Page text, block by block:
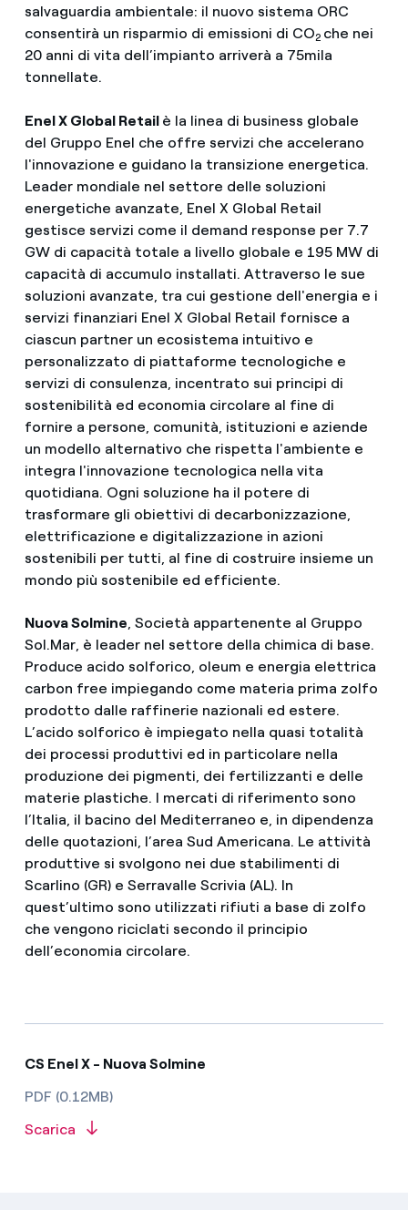
salvaguardia ambientale: il nuovo sistema ORC
consentirà un risparmio di emissioni di CO2 che nei
20 anni di vita dell’impianto arriverà a 75mila
tonnellate.
Enel X Global Retail è la linea di business globale
del Gruppo Enel che offre servizi che accelerano
l'innovazione e guidano la transizione energetica.
Leader mondiale nel settore delle soluzioni
energetiche avanzate, Enel X Global Retail
gestisce servizi come il demand response per 7.7
GW di capacità totale a livello globale e 195 MW di
capacità di accumulo installati. Attraverso le sue
soluzioni avanzate, tra cui gestione dell'energia e i
servizi finanziari Enel X Global Retail fornisce a
ciascun partner un ecosistema intuitivo e
personalizzato di piattaforme tecnologiche e
servizi di consulenza, incentrato sui principi di
sostenibilità ed economia circolare al fine di
fornire a persone, comunità, istituzioni e aziende
un modello alternativo che rispetta l'ambiente e
integra l'innovazione tecnologica nella vita
quotidiana. Ogni soluzione ha il potere di
trasformare gli obiettivi di decarbonizzazione,
elettrificazione e digitalizzazione in azioni
sostenibili per tutti, al fine di costruire insieme un
mondo più sostenibile ed efficiente.
Nuova Solmine , Società appartenente al Gruppo
Sol.Mar, è leader nel settore della chimica di base.
Produce acido solforico, oleum e energia elettrica
carbon free impiegando come materia prima zolfo
prodotto dalle raffinerie nazionali ed estere.
L’acido solforico è impiegato nella quasi totalità
dei processi produttivi ed in particolare nella
produzione dei pigmenti, dei fertilizzanti e delle
materie plastiche. I mercati di riferimento sono
l’Italia, il bacino del Mediterraneo e, in dipendenza
delle quotazioni, l’area Sud Americana. Le attività
produttive si svolgono nei due stabilimenti di
Scarlino (GR) e Serravalle Scrivia (AL). In
quest’ultimo sono utilizzati rifiuti a base di zolfo
che vengono riciclati secondo il principio
dell’economia circolare.
CS Enel X - Nuova Solmine
PDF (0.12MB)
Scarica